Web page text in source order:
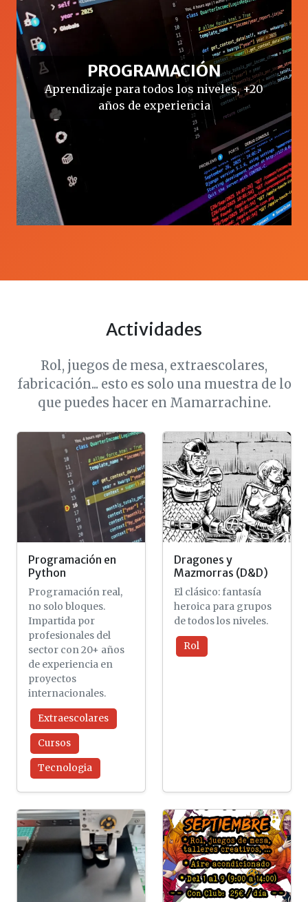
PROGRAMACIÓN
Aprendizaje para todos los niveles, +20
años de experiencia
Actividades
Rol, juegos de mesa, extraescolares,
fabricación... esto es solo una muestra de lo
que puedes hacer en Mamarrachine.
Programación en
Python
Programación real,
no solo bloques.
Impartida por
profesionales del
sector con 20+ años
de experiencia en
proyectos
internacionales.
Extraescolares
Cursos
Tecnologia
Dragones y
Mazmorras (D&D)
El clásico: fantasía
heroica para grupos
de todos los niveles.
Rol